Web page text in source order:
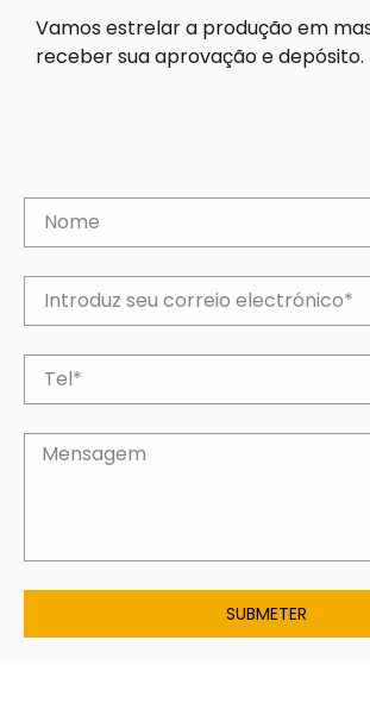
SUBMETER
Vamos estrelar a produção em
receber sua aprovação e depósito.